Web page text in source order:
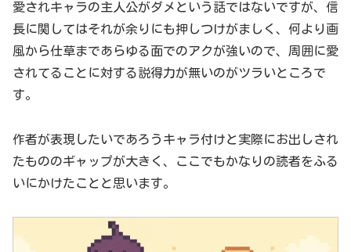
愛されキャラの主人公がダメという話ではないですが、信
長に関してはそれが余りにも押しつけがましく、何より画
風から仕草まであらゆる面でのアクが強いので、周囲に愛
されてることに対する説得力が無いのがツラいところで
す。
作者が表現したいであろうキャラ付けと実際にお出しされ
たもののギャップが大きく、ここでもかなりの読者をふる
いにかけたことと思います。